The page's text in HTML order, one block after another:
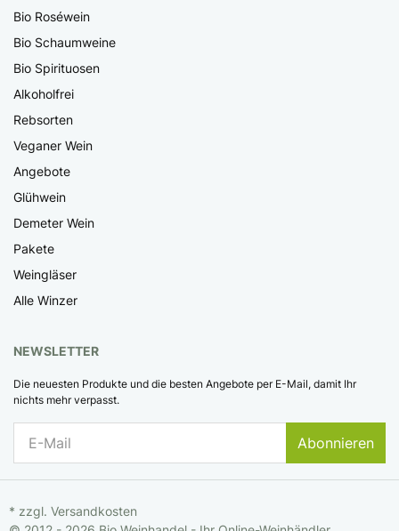
Bio Roséwein
Bio Schaumweine
Bio Spirituosen
Alkoholfrei
Rebsorten
Veganer Wein
Angebote
Glühwein
Demeter Wein
Pakete
Weingläser
Alle Winzer
NEWSLETTER
Die neuesten Produkte und die besten Angebote per E-Mail, damit Ihr
nichts mehr verpasst.
Abonnieren
* zzgl. Versandkosten